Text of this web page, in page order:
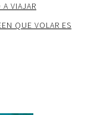
VIAJAR
QUE VOLAR ES